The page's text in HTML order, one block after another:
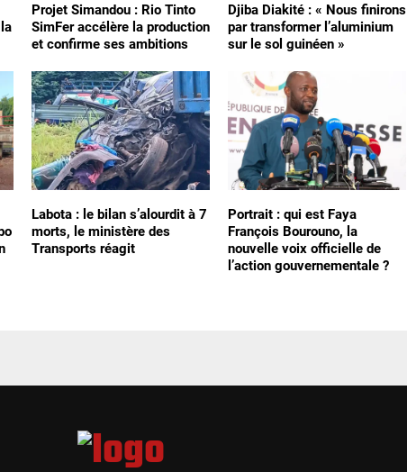
Projet Simandou : Rio Tinto
SimFer accélère la production
et confirme ses ambitions
Djiba Diakité : « Nous finirons
par transformer l’aluminium
sur le sol guinéen »
Labota : le bilan s’alourdit à 7
morts, le ministère des
Transports réagit
Portrait : qui est Faya
François Bourouno, la
nouvelle voix officielle de
l’action gouvernementale ?